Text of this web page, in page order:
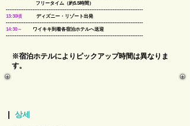
フリータイム（約5.5時間） ​
​-----------------------------------------------------------------------------
13:30頃
ディズニー・リゾート出発
-----------------------------------------------------------------------------
14:30～
ワイキキ到着各宿泊ホテルへ送迎 ​
​-----------------------------------------------------------------------------
※宿泊ホテルによりピックアップ時間は異なりま
す。
상세